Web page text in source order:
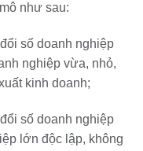
như sau:
số doanh nghiệp
nghiệp vừa, nhỏ,
kinh doanh;
số doanh nghiệp
lớn độc lập, không